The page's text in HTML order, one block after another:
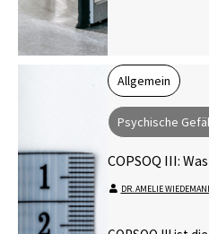
Allgemein
Psychische
COPSOQ III:
DR. AMELIE